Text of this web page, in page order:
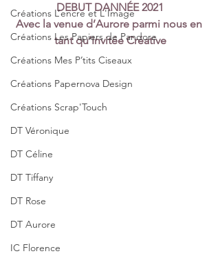
Créations L’encre et L'Image
Créations Les Papiers de Pandore
Créations Mes P’tits Ciseaux
Créations Papernova Design
Créations Scrap'Touch
DT Véronique
DT Céline
DT Tiffany
DT Rose
DT Aurore
IC Florence
DEBUT DANNÉE 2021
Avec la venue d’Aurore parmi nous en
tant qu’Invitée Créative